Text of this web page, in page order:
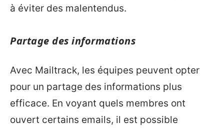
à éviter des malentendus.
Partage des informations
Avec Mailtrack, les équipes peuvent opter
pour un partage des informations plus
efficace. En voyant quels membres ont
ouvert certains emails, il est possible